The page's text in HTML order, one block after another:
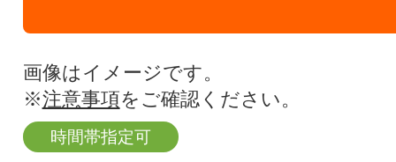
画像はイメージです。
※注意事項をご確認ください。
時間帯指定可